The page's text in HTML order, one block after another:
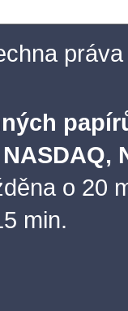
práva
NASDAQ,
o 20
min.